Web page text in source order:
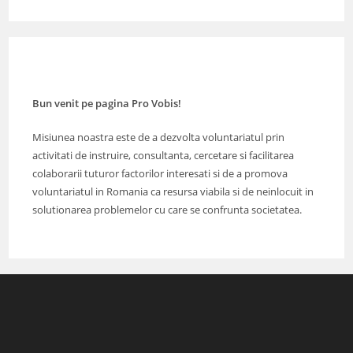
Bun venit pe pagina Pro Vobis!
Misiunea noastra este de a dezvolta voluntariatul prin
activitati de instruire, consultanta, cercetare si facilitarea
colaborarii tuturor factorilor interesati si de a promova
voluntariatul in Romania ca resursa viabila si de neinlocuit in
solutionarea problemelor cu care se confrunta societatea.